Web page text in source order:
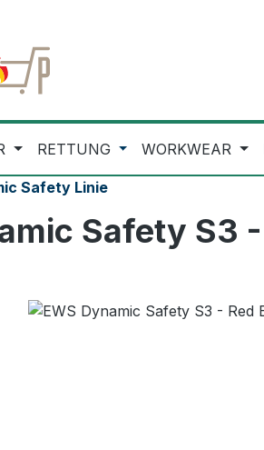
RETTUNG WORKWEAR
Safety Linie
Safety S3